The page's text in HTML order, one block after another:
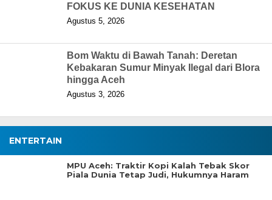
FOKUS KE DUNIA KESEHATAN
Agustus 5, 2026
Bom Waktu di Bawah Tanah: Deretan
Kebakaran Sumur Minyak Ilegal dari Blora
hingga Aceh
Agustus 3, 2026
ENTERTAIN
MPU Aceh: Traktir Kopi Kalah Tebak Skor
Piala Dunia Tetap Judi, Hukumnya Haram